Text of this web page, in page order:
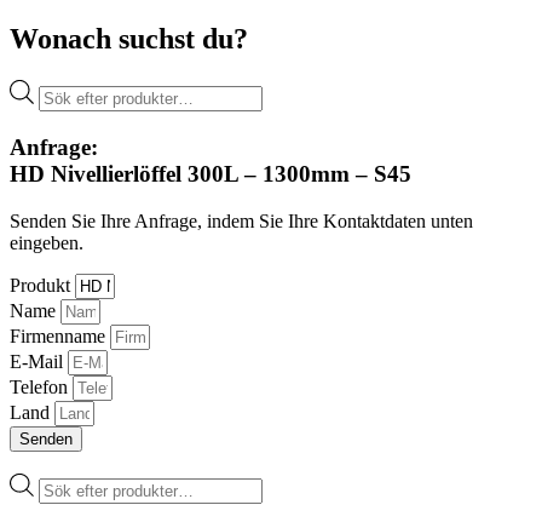
Wonach suchst du?
Products
search
Anfrage:
HD Nivellierlöffel 300L – 1300mm – S45
Senden Sie Ihre Anfrage, indem Sie Ihre Kontaktdaten unten
eingeben.
Produkt
Name
Firmenname
E-Mail
Telefon
Land
Senden
Products
search